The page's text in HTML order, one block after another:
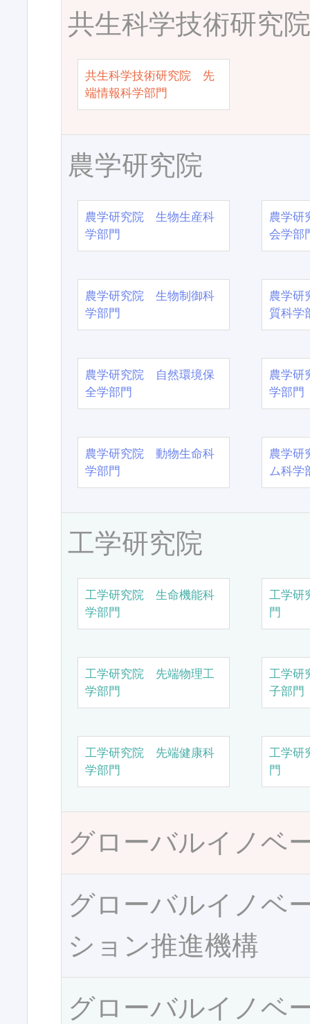
共生科学技術研究
共生科学技術研究院 先
端情報科学部門
農学研究院
農学研究院 生物生産科
学部門
農学
会学部
農学研究院 生物制御科
学部門
農学
質科学
農学研究院 自然環境保
全学部門
農学
学部門
農学研究院 動物生命科
学部門
農学
ム科学
工学研究院
工学研究院 生命機能科
学部門
工学研
門
工学研究院 先端物理工
学部門
工学研
子部門
工学研究院 先端健康科
学部門
工学研
門
グローバルイノベ
グローバルイノベ
ション推進機構
グローバルイノベ